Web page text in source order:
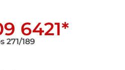
6421*
271/189